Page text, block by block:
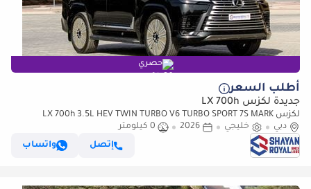
حصري
أطلب السعر
جديدة لكزس LX 700h
لكزس LX 700h 3.5L HEV TWIN TURBO V6 TURBO SPORT 7S MARK
LEVINSON | AUTO PARKING, 2026MY
دبي خليجي 2026
0 كيلومتر
إتصل
واتساب